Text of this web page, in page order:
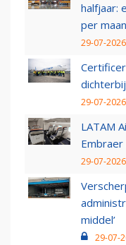
halfjaar:
per
29-07-
29-07-
LATAM
Embraer
29-07-
middel’
29-07-